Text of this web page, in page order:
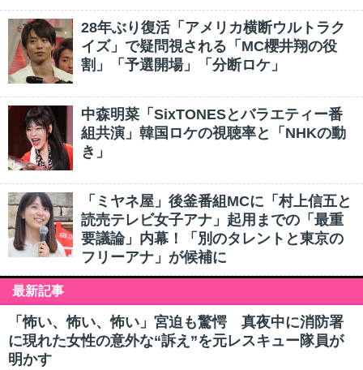
28年ぶり復活「アメリカ横断ウルトラク
イズ」で疑問視される「MC櫻井翔の役
割」「予選開場」「分断ロケ」
中森明菜「SixTONESとバラエティー番
組共演」韓国ロケの視聴率と「NHKの動
き」
「ミヤネ屋」後釜番組MCに「村上信五と
読売テレビ女子アナ」起用までの「最重
要議論」内幕！「別のタレントと東京の
フリーアナ」が候補に
最新記事
「怖い、怖い、怖い」宮迫も驚愕 真夜中に消防署
に現れた女性の意外な“訴え”を元レスキュー隊員が
明かす